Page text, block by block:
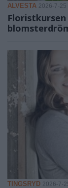
ALVESTA 2026-7-25
TINGSRYD 2026-7-